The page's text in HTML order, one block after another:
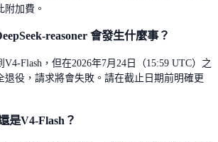
加費。
reasoner 會發生什麼事？
Flash，但在2026年7月24日（15:59 UTC）之
退役，請求將會失敗。請在截止日期前明確更
是V4-Flash？